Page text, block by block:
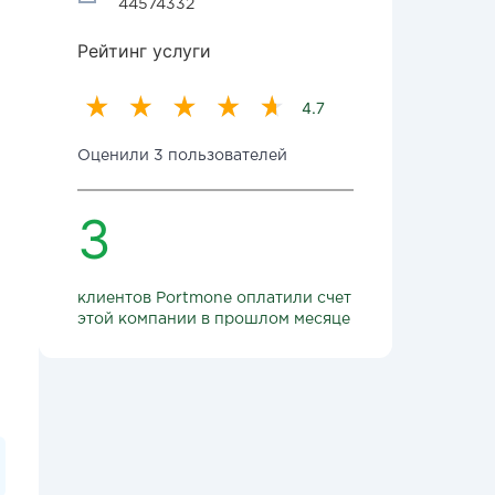
44574332
Рейтинг услуги
4.7
Оценили 3 пользователей
3
клиентов Portmone оплатили счет
этой компании в прошлом месяце